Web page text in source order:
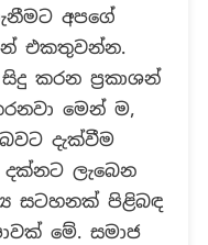
අපගේ
එකතුවන්න.
කරන ප්‍රකාශන්
මෙන් ම,
දැක්වීම
ලැබෙන
සටහනක් පිළිබඳ
මේ. සමාජ